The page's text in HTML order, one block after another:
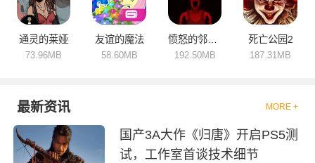
通灵的莱娅
73.96MB
友谊的魔法
58.60MB
愤怒的邻居重生
192.50MB
死亡公园2
187.31MB
最新资讯 MORE +
国产3A大作《归唐》开启PS5测
试，工作室首谈技术细节